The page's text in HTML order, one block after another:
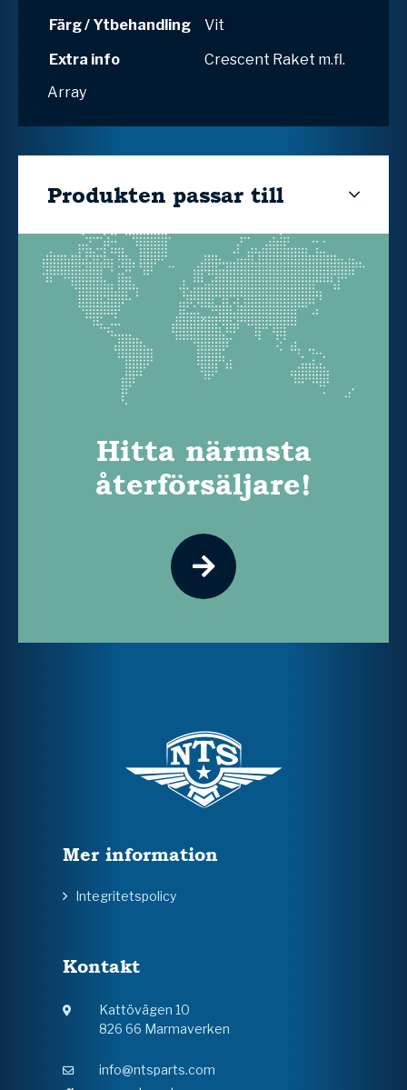
Färg / Ytbehandling
Vit
Extra info
Crescent Raket m.fl.
Array
Produkten passar till
Hitta närmsta
återförsäljare!
Mer information
Integritetspolicy
Kontakt
Kattövägen 10
826 66 Marmaverken
info@ntsparts.com